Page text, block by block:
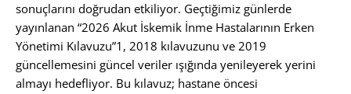
sonuçlarını doğrudan etkiliyor. Geçtiğimiz günlerde
yayınlanan “2026 Akut İskemik İnme Hastalarının Erken
Yönetimi Kılavuzu”​1​, 2018 kılavuzunu ve 2019
güncellemesini güncel veriler ışığında yenileyerek yerini
almayı hedefliyor. Bu kılavuz; hastane öncesi